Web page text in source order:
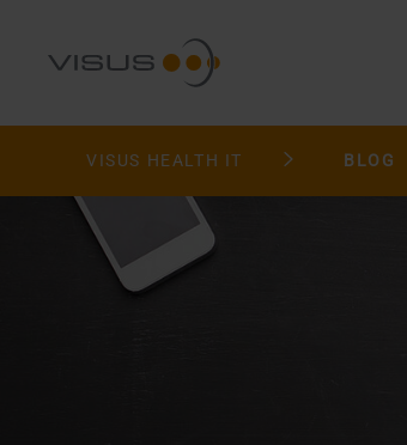
VISUS HEALTH IT BLOG